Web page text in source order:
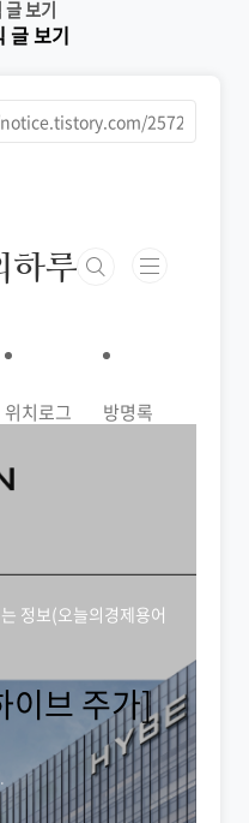
글 보기
글 보기
하루
위치로그 방명록
정보(오늘의경제용어
이브 주가]